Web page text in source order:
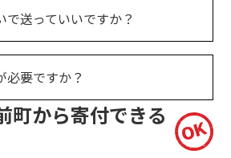
で送っていいですか？
必要ですか？
町から寄付できる